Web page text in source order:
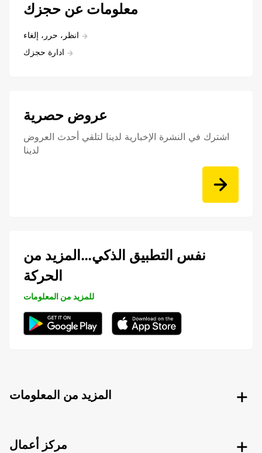
معلومات عن حجزك
انظر، حرر، إلغاء
ادارة حجزك
عروض حصرية
اشترك في النشرة الإخبارية لدينا لتلقي أحدث العروض
لدينا
نفس التطبيق الذكي…المزيد من
الحركة
للمزيد من المعلومات
المزيد من المعلومات
مركز أعمال